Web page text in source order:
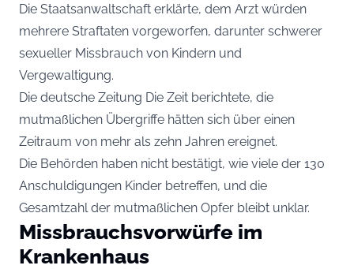
Die Staatsanwaltschaft erklärte, dem Arzt würden
mehrere Straftaten vorgeworfen, darunter schwerer
sexueller Missbrauch von Kindern und
Vergewaltigung.
Die deutsche Zeitung Die Zeit berichtete, die
mutmaßlichen Übergriffe hätten sich über einen
Zeitraum von mehr als zehn Jahren ereignet.
Die Behörden haben nicht bestätigt, wie viele der 130
Anschuldigungen Kinder betreffen, und die
Gesamtzahl der mutmaßlichen Opfer bleibt unklar.
Missbrauchsvorwürfe im
Krankenhaus